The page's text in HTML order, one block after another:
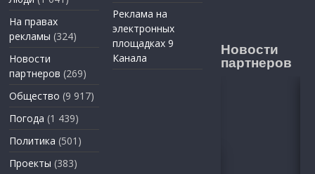
На правах
рекламы (324)
Новости
партнеров (269)
Общество (9 917)
Погода (1 439)
Политика (501)
Проекты (383)
Реклама на
электронных
площадках 9
Канала
Новости
партнеров